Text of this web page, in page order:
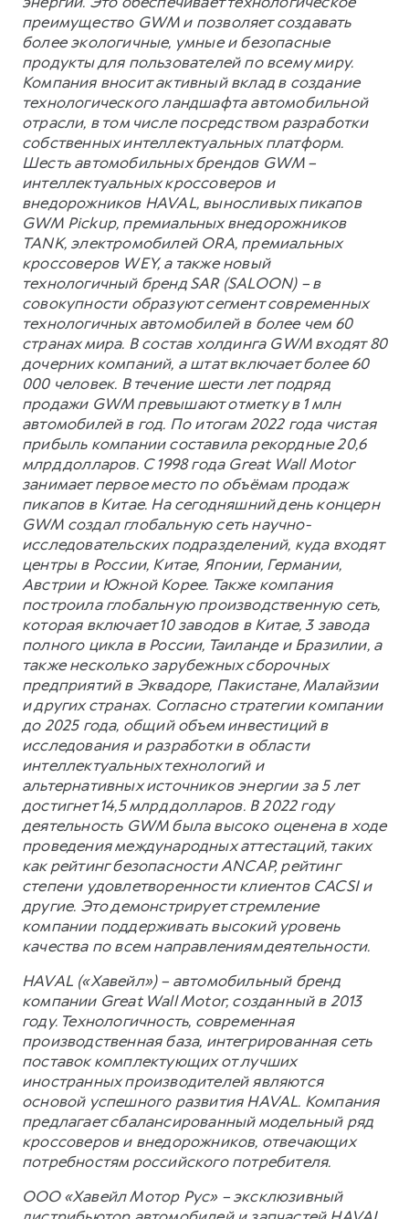
преимущество GWM и позволяет создавать
более экологичные, умные и безопасные
продукты для пользователей по всему миру.
Компания вносит активный вклад в создание
технологического ландшафта автомобильной
отрасли, в том числе посредством разработки
собственных интеллектуальных платформ.
Шесть автомобильных брендов GWM –
интеллектуальных кроссоверов и
внедорожников HAVAL, выносливых пикапов
GWM Pickup, премиальных внедорожников
TANK, электромобилей ORA, премиальных
кроссоверов WEY, а также новый
технологичный бренд SAR (SALOON) – в
совокупности образуют сегмент современных
технологичных автомобилей в более чем 60
странах мира. В состав холдинга GWM входят 80
дочерних компаний, а штат включает более 60
000 человек. В течение шести лет подряд
продажи GWM превышают отметку в 1 млн
автомобилей в год. По итогам 2022 года чистая
прибыль компании составила рекордные 20,6
млрд долларов. С 1998 года Great Wall Motor
занимает первое место по объёмам продаж
пикапов в Китае. На сегодняшний день концерн
GWM создал глобальную сеть научно-
исследовательских подразделений, куда входят
центры в России, Китае, Японии, Германии,
Австрии и Южной Корее. Также компания
построила глобальную производственную сеть,
которая включает 10 заводов в Китае, 3 завода
полного цикла в России, Таиланде и Бразилии, а
также несколько зарубежных сборочных
предприятий в Эквадоре, Пакистане, Малайзии
и других странах. Согласно стратегии компании
до 2025 года, общий объем инвестиций в
исследования и разработки в области
интеллектуальных технологий и
альтернативных источников энергии за 5 лет
достигнет 14,5 млрд долларов. В 2022 году
деятельность GWM была высоко оценена в ходе
проведения международных аттестаций, таких
как рейтинг безопасности ANCAP, рейтинг
степени удовлетворенности клиентов CACSI и
другие. Это демонстрирует стремление
компании поддерживать высокий уровень
качества по всем направлениям деятельности.
HAVAL («Хавейл») – автомобильный бренд
компании Great Wall Motor, созданный в 2013
году. Технологичность, современная
производственная база, интегрированная сеть
поставок комплектующих от лучших
иностранных производителей являются
основой успешного развития HAVAL. Компания
предлагает сбалансированный модельный ряд
кроссоверов и внедорожников, отвечающих
потребностям российского потребителя.
ООО «Хавейл Мотор Рус» – эксклюзивный